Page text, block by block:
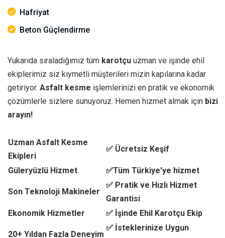
Hafriyat
Beton Güçlendirme
Yukarıda sıraladığımız tüm karotçu uzman ve işinde ehil
ekiplerimiz siz kıymetli müşterileri mizin kapılarına kadar
getiriyor. Asfalt kesme işlemlerinizi en pratik ve ekonomik
çözümlerle sizlere sunuyoruz. Hemen hizmet almak için bizi
arayın!
Uzman Asfalt Kesme
Ekipleri
✅ Ücretsiz Keşif
Güleryüzlü Hizmet ✅Tüm Türkiye'ye hizmet
Son Teknoloji Makineler
✅ Pratik ve Hızlı Hizmet
Garantisi
Ekonomik Hizmetler
✅ İşinde Ehil Karotçu Ekip
20+ Yıldan Fazla Deneyim
✅ İsteklerinize Uygun